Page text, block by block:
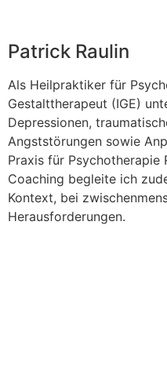
Patrick Raulin
Als Heilpraktiker für
Gestalttherapeut (IGE)
Depressionen,
Angststörungen sowie
Praxis für Psychotherapie
Coaching begleite ich
Kontext, bei
Herausforderungen.